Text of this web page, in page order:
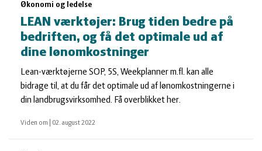
Økonomi og ledelse
LEAN værktøjer: Brug tiden bedre på
bedriften, og få det optimale ud af
dine lønomkostninger
Lean-værktøjerne SOP, 5S, Weekplanner m.fl. kan alle
bidrage til, at du får det optimale ud af lønomkostningerne i
din landbrugsvirksomhed. Få overblikket her.
Viden om 02. august 2022